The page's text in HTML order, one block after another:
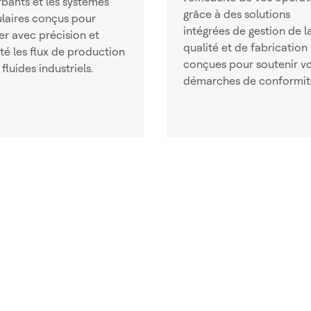
conçus pour
avec précision et
les flux de production
industriels.
grâce à des solutions
intégrées de gestion de
qualité et de fabrication
conçues pour soutenir
démarches de